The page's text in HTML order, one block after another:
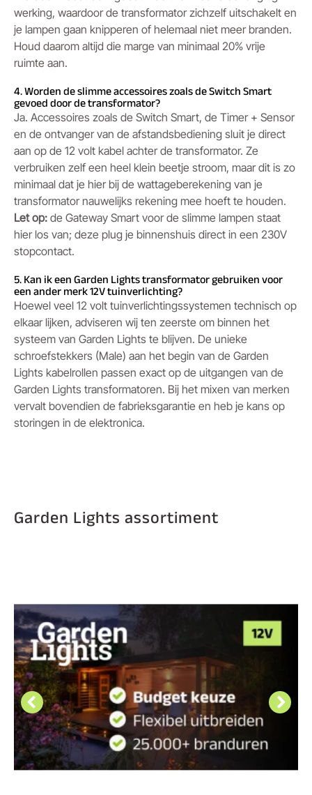
werking, waardoor de transformator zichzelf uitschakelt en
je lampen gaan knipperen of helemaal niet meer branden.
Houd daarom altijd die marge van minimaal 20% vrije
ruimte aan.
4. Worden de slimme accessoires zoals de Switch Smart
gevoed door de transformator?
Ja. Accessoires zoals de Switch Smart, de Timer + Sensor
en de ontvanger van de afstandsbediening sluit je direct
aan op de 12 volt kabel achter de transformator. Ze
verbruiken zelf een heel klein beetje stroom, maar dit is zo
minimaal dat je hier bij de wattageberekening van je
transformator nauwelijks rekening mee hoeft te houden.
Let op: de Gateway Smart voor de slimme lampen staat
hier los van; deze plug je binnenshuis direct in een 230V
stopcontact.
5. Kan ik een Garden Lights transformator gebruiken voor
een ander merk 12V tuinverlichting?
Hoewel veel 12 volt tuinverlichtingssystemen technisch op
elkaar lijken, adviseren wij ten zeerste om binnen het
systeem van Garden Lights te blijven. De unieke
schroefstekkers (Male) aan het begin van de Garden
Lights kabelrollen passen exact op de uitgangen van de
Garden Lights transformatoren. Bij het mixen van merken
vervalt bovendien de fabrieksgarantie en heb je kans op
storingen in de elektronica.
Garden Lights assortiment